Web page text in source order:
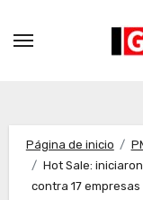
Página de inicio
Hot Sale:
contra 17 empresas